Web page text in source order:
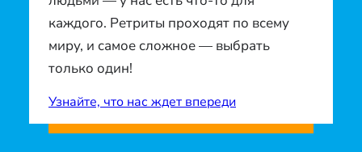
каждого. Ретриты проходят по всему
миру, и самое сложное — выбрать
только один!
Узнайте, что нас ждет впереди